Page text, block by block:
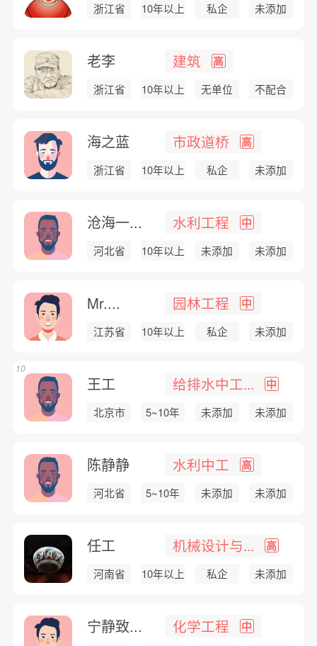
浙江省 10年以上 私企 未添加
老李 建筑 高
浙江省 10年以上 无单位 不配合
海之蓝 市政道桥 高
浙江省 10年以上 私企 未添加
沧海一... 水利工程 中
河北省 10年以上 未添加 未添加
Mr.... 园林工程 中
江苏省 10年以上 私企 未添加
王工 给排水中工... 中
北京市 5~10年 未添加 未添加
10
陈静静 水利中工 高
河北省 5~10年 未添加 未添加
任工 机械设计与... 高
河南省 10年以上 私企 未添加
宁静致... 化学工程 中